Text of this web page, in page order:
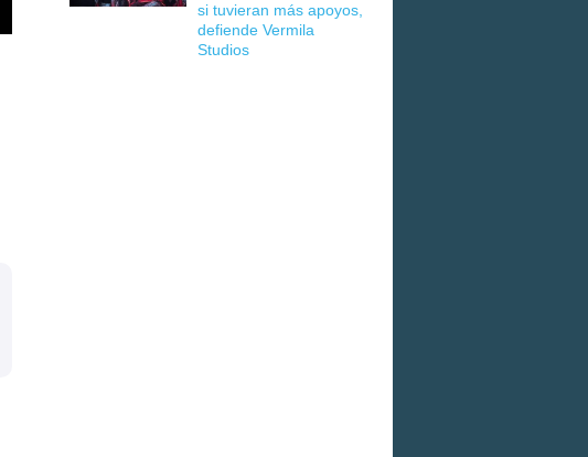
si tuvieran más apoyos,
defiende Vermila
Studios